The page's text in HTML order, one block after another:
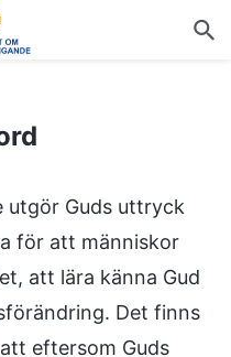
utgör Guds uttryck
för att människor
att lära känna Gud
Det finns
eftersom Guds